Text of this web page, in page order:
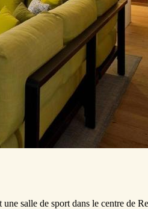
salle de sport dans le centre de